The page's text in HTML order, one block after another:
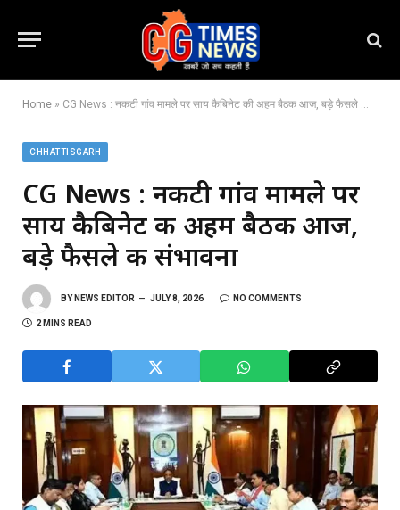
Home » CG News : नकटी गांव मामले पर साय कैबिनेट की अहम बैठक आज, बड़े फैसले की संभावना
CHHATTISGARH
CG News : नकटी गांव मामले पर
साय कैबिनेट की अहम बैठक आज,
बड़े फैसले की संभावना
BY NEWS EDITOR JULY 8, 2026 NO COMMENTS
2 MINS READ